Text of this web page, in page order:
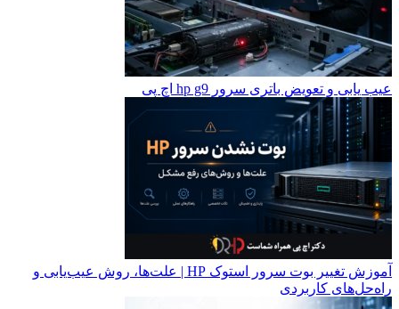
عیب یابی و تعویض باتری سرور hp g9 اچ پی
آموزش تغییر بوت سرور استوک HP | علت‌ها، روش عیب‌یابی و
راه‌حل‌های کاربردی